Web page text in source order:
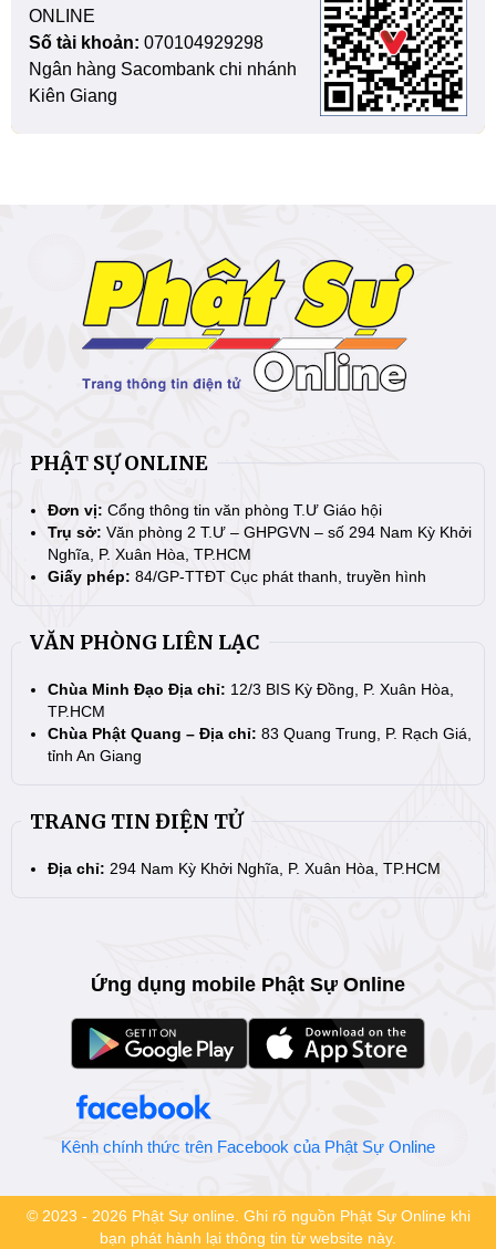
ONLINE
Số tài khoản: 070104929298
Ngân hàng Sacombank chi nhánh
Kiên Giang
PHẬT SỰ ONLINE
Đơn vị: Cổng thông tin văn phòng T.Ư Giáo hội
Trụ sở: Văn phòng 2 T.Ư – GHPGVN – số 294 Nam Kỳ Khởi
Nghĩa, P. Xuân Hòa, TP.HCM
Giấy phép: 84/GP-TTĐT Cục phát thanh, truyền hình
VĂN PHÒNG LIÊN LẠC
Chùa Minh Đạo Địa chỉ: 12/3 BIS Kỳ Đồng, P. Xuân Hòa,
TP.HCM
Chùa Phật Quang – Địa chỉ: 83 Quang Trung, P. Rạch Giá,
tỉnh An Giang
TRANG TIN ĐIỆN TỬ
Địa chỉ: 294 Nam Kỳ Khởi Nghĩa, P. Xuân Hòa, TP.HCM
Ứng dụng mobile Phật Sự Online
Kênh chính thức trên Facebook của Phật Sự Online
© 2023 - 2026 Phật Sự online. Ghi rõ nguồn Phật Sự Online khi
bạn phát hành lại thông tin từ website này.